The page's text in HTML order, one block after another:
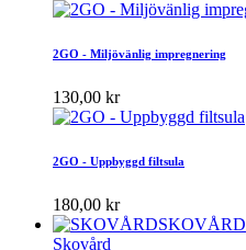
2GO - Miljövänlig impregnering
130,00 kr
2GO - Uppbyggd filtsula
180,00 kr
SKOVÅRD
Skovård